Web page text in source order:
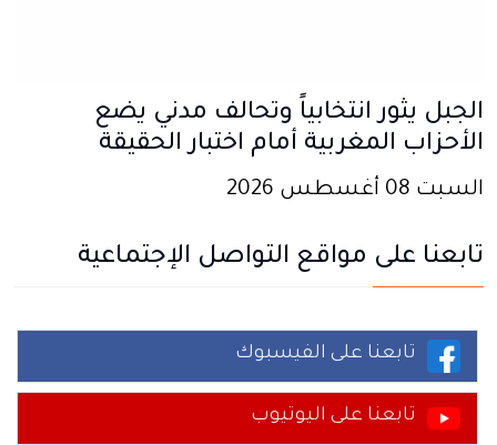
الجبل يثور انتخابياً وتحالف مدني يضع
الأحزاب المغربية أمام اختبار الحقيقة
السبت 08 أغسطس 2026
تابعنا على مواقع التواصل الإجتماعية
تابعنا على الفيسبوك
تابعنا على اليوتيوب